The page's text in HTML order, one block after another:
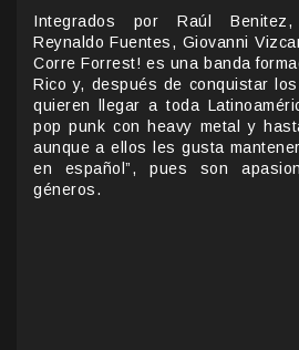
Integrados por Raúl Benitez,
Reynaldo Fuentes, Giovanni
Corre Forrest! es una banda
Rico y, después de conquistar
quieren llegar a toda
pop punk con heavy metal y
aunque a ellos les gusta
en español”, pues son
géneros.